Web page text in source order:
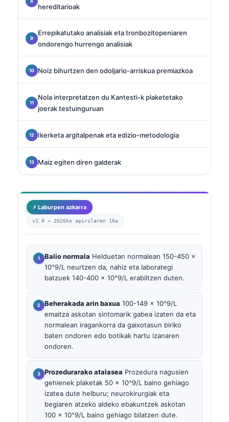
hereditarioak
Errepikatutako analisiak eta tronbozitopeniaren
ondorengo hurrengo analisiak
Noiz bihurtzen den odoljario-arriskua premiazkoa
Nola interpretatzen du Kantesti-k plaketetako
joerak testuinguruan
Ikerketa argitalpenak eta edizio-metodologia
Maiz egiten diren galderak
⚡ Laburpen azkarra
v1.0 — 2026ko apirilaren 16a
Balio normala Helduetan normalean 150-450 ×
10^9/L neurtzen da, nahiz eta laborategi
batzuek 140-400 × 10^9/L erabiltzen duten.
Beherakada arin baxua 100-149 × 10^9/L
emaitza askotan sintomarik gabea izaten da eta
normalean iragankorra da gaixotasun biriko
baten ondoren edo botikak hartu izanaren
ondoren.
Prozedurarako atalasea Prozedura nagusien
gehienek plaketak 50 × 10^9/L baino gehiago
izatea dute helburu; neurokirurgiak eta
begiaren atzeko aldeko ebakuntzek askotan
100 × 10^9/L baino gehiago bilatzen dute.